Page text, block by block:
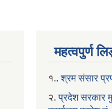
महत्वपुर्ण
१..श्रम संसार
२. प्रदेश सरकार